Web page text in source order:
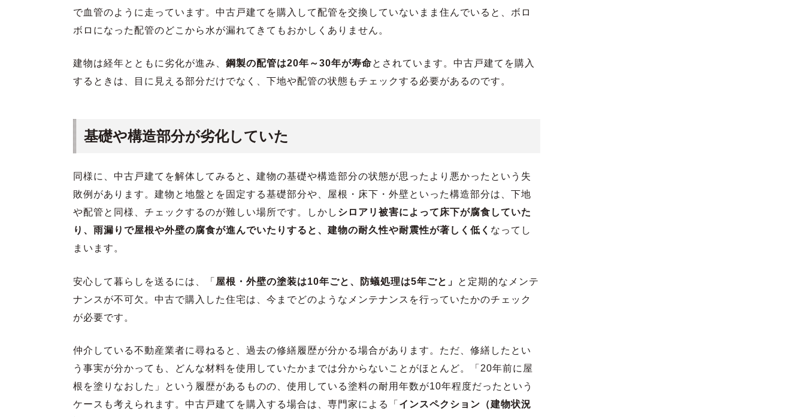
で血管のように走っています。中古戸建てを購入して配管を交換していないまま住んでいると、ボロ
ボロになった配管のどこから水が漏れてきてもおかしくありません。
建物は経年とともに劣化が進み、 鋼製の配管は20年～30年が寿命とされています。中古戸建てを購入
するときは、目に見える部分だけでなく、下地や配管の状態もチェックする必要があるのです。
基礎や構造部分が劣化していた
同様に、中古戸建てを解体してみると 、 建物の基礎や構造部分の状態が思ったより悪かったという失
敗例があります。建物と地盤とを固定する基礎部分や、屋根・床下・外壁といった構造部分は、下地
や配管と同様、チェックするのが難しい場所です。しかし シロアリ被害によって床下が腐食していた
り、雨漏りで屋根や外壁の腐食が進んでいたりすると、建物の耐久性や耐震性が著しく低く なってし
まいます。
安心して暮らしを送るには、「 屋根・外壁の塗装は10年ごと、防蟻処理は5年ごと」
と定期的なメンテ
ナンスが不可欠。中古で購入した住宅は、今までどのようなメンテナンスを行っていたかのチェック
が必要です。
仲介している不動産業者に尋ねると、過去の修繕履歴が分かる場合があります。ただ、修繕したとい
う事実が分かっても、どんな材料を使用していたかまでは分からないことがほとんど。「20年前に屋
根を塗りなおした」という履歴があるものの、使用している塗料の耐用年数が10年程度だったという
ケースも考えられます。中古戸建てを購入する場合は、専門家による「 インスペクション（建物状況